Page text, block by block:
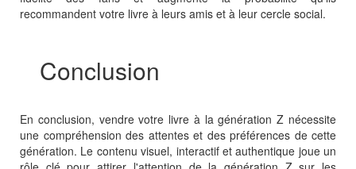
recommandent votre livre à leurs amis et à leur cercle social.
Conclusion
En conclusion, vendre votre livre à la génération Z nécessite
une compréhension des attentes et des préférences de cette
génération. Le contenu visuel, interactif et authentique joue un